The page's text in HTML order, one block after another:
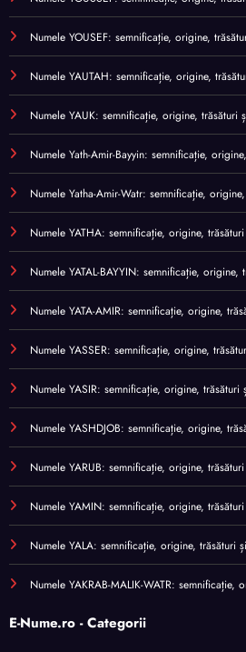
Numele YOUSEF: semnificație, origine,
Numele YAUTAH: semnificație, origine,
Numele YAUK: semnificație, origine, trăsături
Numele Yath-Amir-Bayyin: semnificație,
Numele Yatha-Amir-Watr: semnificație,
Numele YATHA: semnificație, origine,
Numele YATAL-BAYYIN: semnificație,
Numele YATA-AMIR: semnificație, origine,
Numele YASSER: semnificație, origine,
Numele YASIR: semnificație, origine, trăsături
Numele YASHDJOB: semnificație, origine,
Numele YARUB: semnificație, origine,
Numele YAMIN: semnificație, origine,
Numele YALA: semnificație, origine, trăsături
Numele YAKRAB-MALIK-WATR:
E-Nume.ro - Categorii